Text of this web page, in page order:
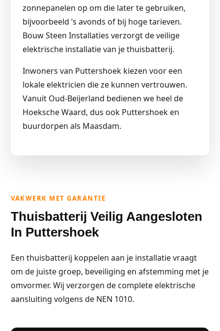
zonnepanelen op om die later te gebruiken,
bijvoorbeeld ’s avonds of bij hoge tarieven.
Bouw Steen Installaties verzorgt de veilige
elektrische installatie van je thuisbatterij.
Inwoners van Puttershoek kiezen voor een
lokale elektricien die ze kunnen vertrouwen.
Vanuit Oud-Beijerland bedienen we heel de
Hoeksche Waard, dus ook Puttershoek en
buurdorpen als Maasdam.
VAKWERK MET GARANTIE
Thuisbatterij Veilig Aangesloten
In Puttershoek
Een thuisbatterij koppelen aan je installatie vraagt
om de juiste groep, beveiliging en afstemming met je
omvormer. Wij verzorgen de complete elektrische
aansluiting volgens de NEN 1010.